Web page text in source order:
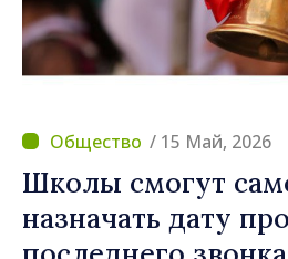
/ 15 Май, 2026
Школы смогут
назначать дату